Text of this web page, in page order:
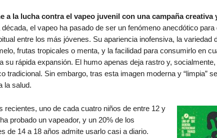
a la lucha contra el vapeo juvenil con una campaña creativa
el vapeo ha pasado de ser un fenómeno anecdótico
entre los más jóvenes. Su apariencia inofensiva, la variedad
frutas tropicales o menta, y la facilidad para consumirlo en
su rápida expansión. El humo apenas deja rastro y,
tradicional. Sin embargo, tras esta imagen moderna y “limpia”
la salud.
recientes, uno de cada cuatro niños de entre 12 y
probado un vapeador, y un 20% de los
de 14 a 18 años admite usarlo casi a diario.